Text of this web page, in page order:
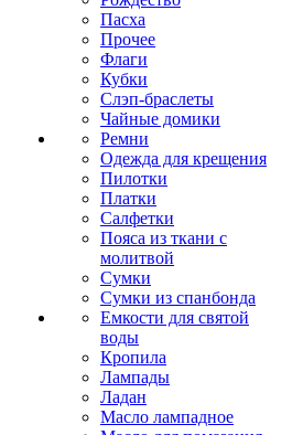
Пасха
Прочее
Флаги
Кубки
Слэп-браслеты
Чайные домики
Ремни
Одежда для крещения
Пилотки
Платки
Салфетки
Пояса из ткани с
молитвой
Сумки
Сумки из спанбонда
Емкости для святой
воды
Кропила
Лампады
Ладан
Масло лампадное